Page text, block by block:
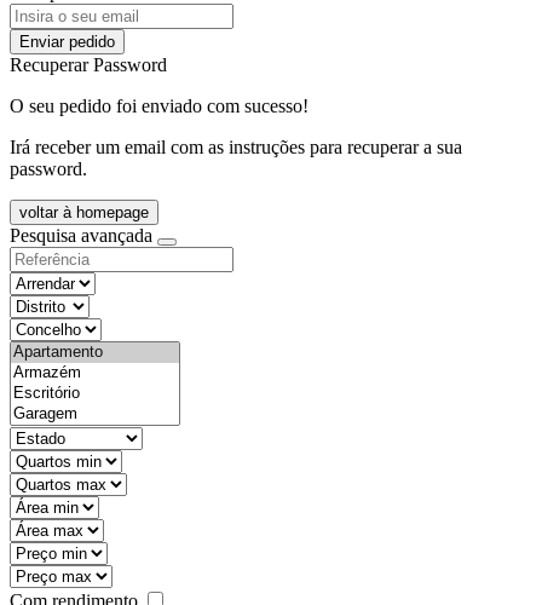
Enviar pedido
Recuperar Password
O seu pedido foi enviado com sucesso!
Irá receber um email com as instruções para recuperar a sua
password.
voltar à homepage
Pesquisa avançada
objective
districtId
countyId
types
state
mintypo
maxtypo
minarea
maxarea
minprice
maxprice
Com rendimento